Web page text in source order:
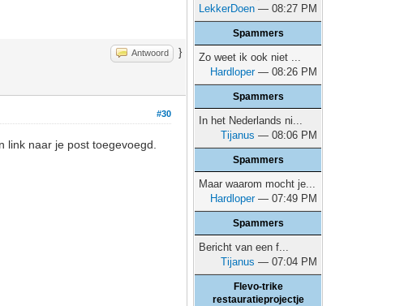
Antwoord }
#30
naar je post toegevoegd.
LekkerDoen — 08:27 PM
Spammers
Zo weet ik ook niet ...
Hardloper— 08:26 PM
Spammers
In het Nederlands ni...
Tijanus — 08:06 PM
Spammers
Maar waarom mocht je...
Hardloper— 07:49 PM
Spammers
Bericht van een f...
Tijanus — 07:04 PM
Flevo-trike
restauratieprojectje